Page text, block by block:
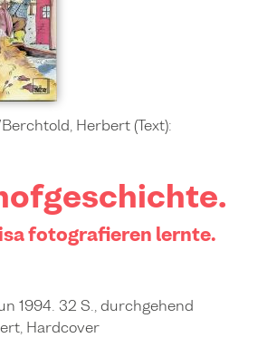
Herbert (Text):
fotografieren lernte.
1994. 32 S., durchgehend
Hardcover